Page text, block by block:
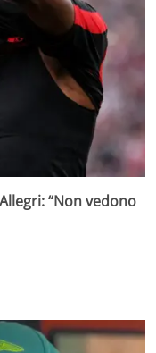
“Non vedono